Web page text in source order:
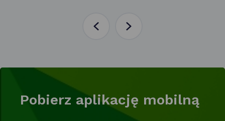
PoprzedniaNastępna
Pobierz aplikację mobilną